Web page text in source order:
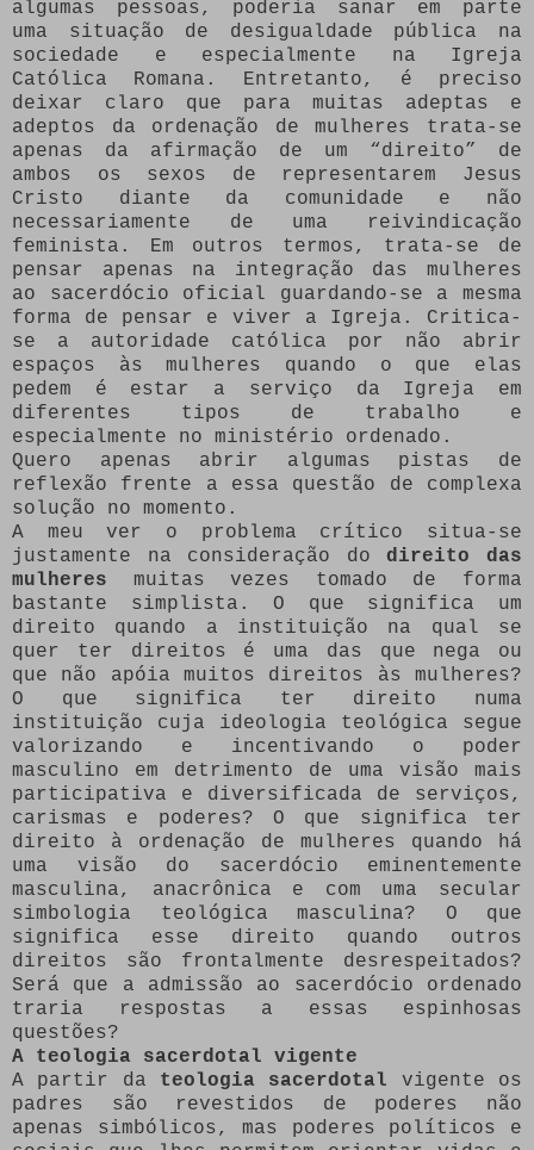
algumas pessoas, poderia sanar em parte
uma situação de desigualdade pública na
sociedade e especialmente na Igreja
Católica Romana. Entretanto, é preciso
deixar claro que para muitas adeptas e
adeptos da ordenação de mulheres trata-se
apenas da afirmação de um “direito” de
ambos os sexos de representarem Jesus
Cristo diante da comunidade e não
necessariamente de uma reivindicação
feminista. Em outros termos, trata-se de
pensar apenas na integração das mulheres
ao sacerdócio oficial guardando-se a mesma
forma de pensar e viver a Igreja. Critica-
se a autoridade católica por não abrir
espaços às mulheres quando o que elas
pedem é estar a serviço da Igreja em
diferentes tipos de trabalho e
especialmente no ministério ordenado.
Quero apenas abrir algumas pistas de
reflexão frente a essa questão de complexa
solução no momento.
A meu ver o problema crítico situa-se
justamente na consideração dodireito das
mulheres muitas vezes tomado de forma
bastante simplista. O que significa um
direito quando a instituição na qual se
quer ter direitos é uma das que nega ou
que não apóia muitos direitos às mulheres?
O que significa ter direito numa
instituição cuja ideologia teológica segue
valorizando e incentivando o poder
masculino em detrimento de uma visão mais
participativa e diversificada de serviços,
carismas e poderes? O que significa ter
direito à ordenação de mulheres quando há
uma visão do sacerdócio eminentemente
masculina, anacrônica e com uma secular
simbologia teológica masculina? O que
significa esse direito quando outros
direitos são frontalmente desrespeitados?
Será que a admissão ao sacerdócio ordenado
traria respostas a essas espinhosas
questões?
A teologia sacerdotal vigente
A partir da teologia sacerdotal vigente os
padres são revestidos de poderes não
apenas simbólicos, mas poderes políticos e